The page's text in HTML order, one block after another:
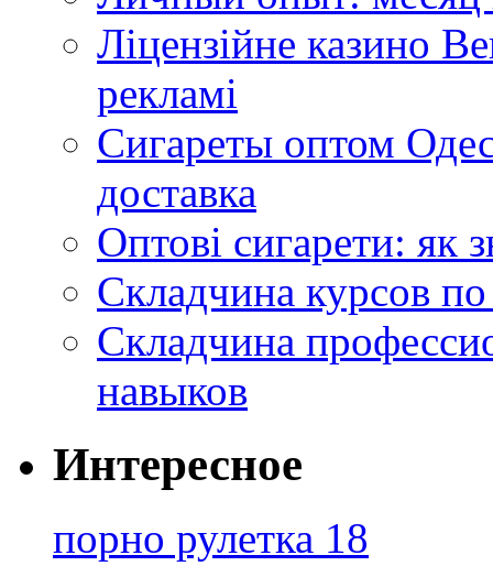
Ліцензійне казино
рекламі
Сигареты оптом
доставка
Оптові сигарети: як
Складчина курсов
Складчина
навыков
Интересное
порно рулетка 18